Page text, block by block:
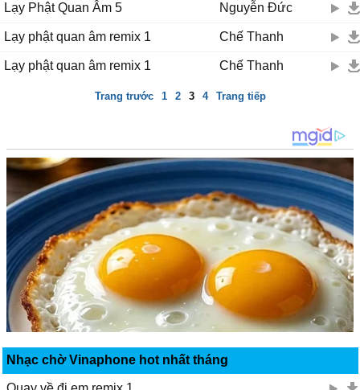
Lạy Phật Quan Âm 5
Nguyễn Đức
Lạy phật quan âm remix 1 Chế Thanh
Lạy phật quan âm remix 1 Chế Thanh
Trang trước 1 2 3 4 Trang tiếp
Nhạc chờ Vinaphone hot nhất tháng